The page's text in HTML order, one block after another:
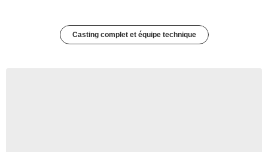
Casting complet et équipe technique